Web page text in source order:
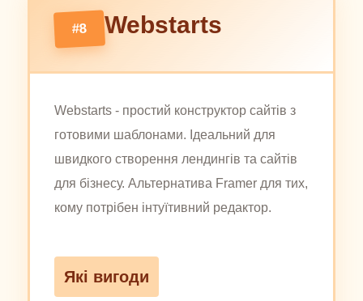
#8 Webstarts
Webstarts - простий конструктор сайтів з
готовими шаблонами. Ідеальний для
швидкого створення лендингів та сайтів
для бізнесу. Альтернатива Framer для тих,
кому потрібен інтуїтивний редактор.
Які вигоди